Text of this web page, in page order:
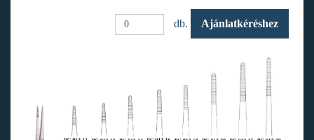
db. Ajánlatkéréshez